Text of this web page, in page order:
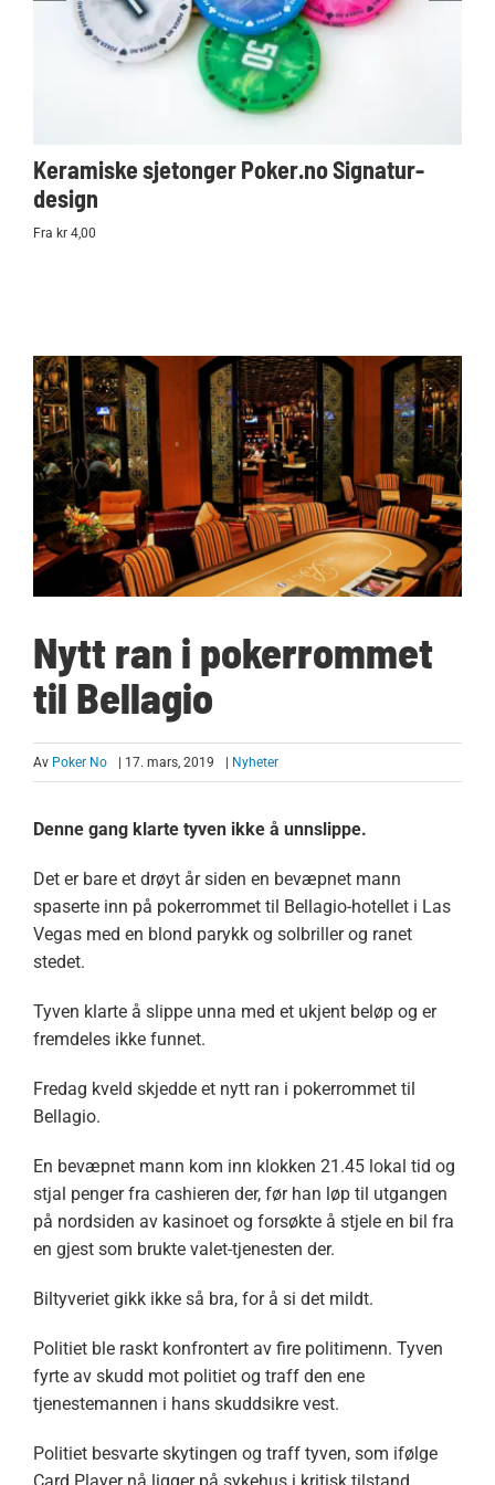
Keramiske sjetonger Poker.no Signatur-
design
Fra kr 4,00
Nytt ran i pokerrommet
til Bellagio
Av Poker No | 17. mars, 2019 Nyheter
Denne gang klarte tyven ikke å unnslippe.
Det er bare et drøyt år siden en bevæpnet mann
spaserte inn på pokerrommet til Bellagio-hotellet i Las
Vegas med en blond parykk og solbriller og ranet
stedet.
Tyven klarte å slippe unna med et ukjent beløp og er
fremdeles ikke funnet.
Fredag kveld skjedde et nytt ran i pokerrommet til
Bellagio.
En bevæpnet mann kom inn klokken 21.45 lokal tid og
stjal penger fra cashieren der, før han løp til utgangen
på nordsiden av kasinoet og forsøkte å stjele en bil fra
en gjest som brukte valet-tjenesten der.
Biltyveriet gikk ikke så bra, for å si det mildt.
Politiet ble raskt konfrontert av fire politimenn. Tyven
fyrte av skudd mot politiet og traff den ene
tjenestemannen i hans skuddsikre vest.
Politiet besvarte skytingen og traff tyven, som ifølge